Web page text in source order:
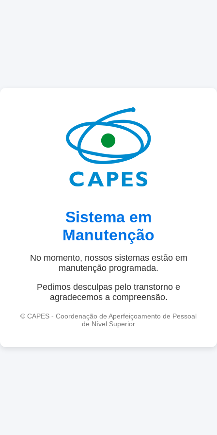
Sistema em
Manutenção
No momento, nossos sistemas estão em
manutenção programada.
Pedimos desculpas pelo transtorno e
agradecemos a compreensão.
© CAPES - Coordenação de Aperfeiçoamento de Pessoal
de Nível Superior